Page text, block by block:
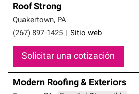
Roof Strong
Quakertown, PA
(267) 897-1425
Sitio web
Solicitar una cotización
Modern Roofing & Exteriors